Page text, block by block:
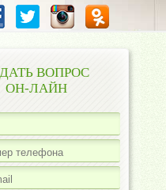
ВОПРОС
ОН-ЛАЙН